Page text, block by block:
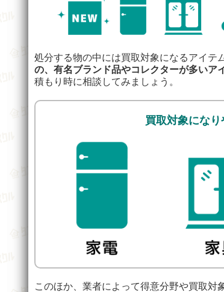
処分する物の中には買取対象になるアイテ
の、有名ブランド品やコレクターが多いア
積もり時に相談してみましょう。
買取対象にな
このほか、業者によって得意分野や買取対